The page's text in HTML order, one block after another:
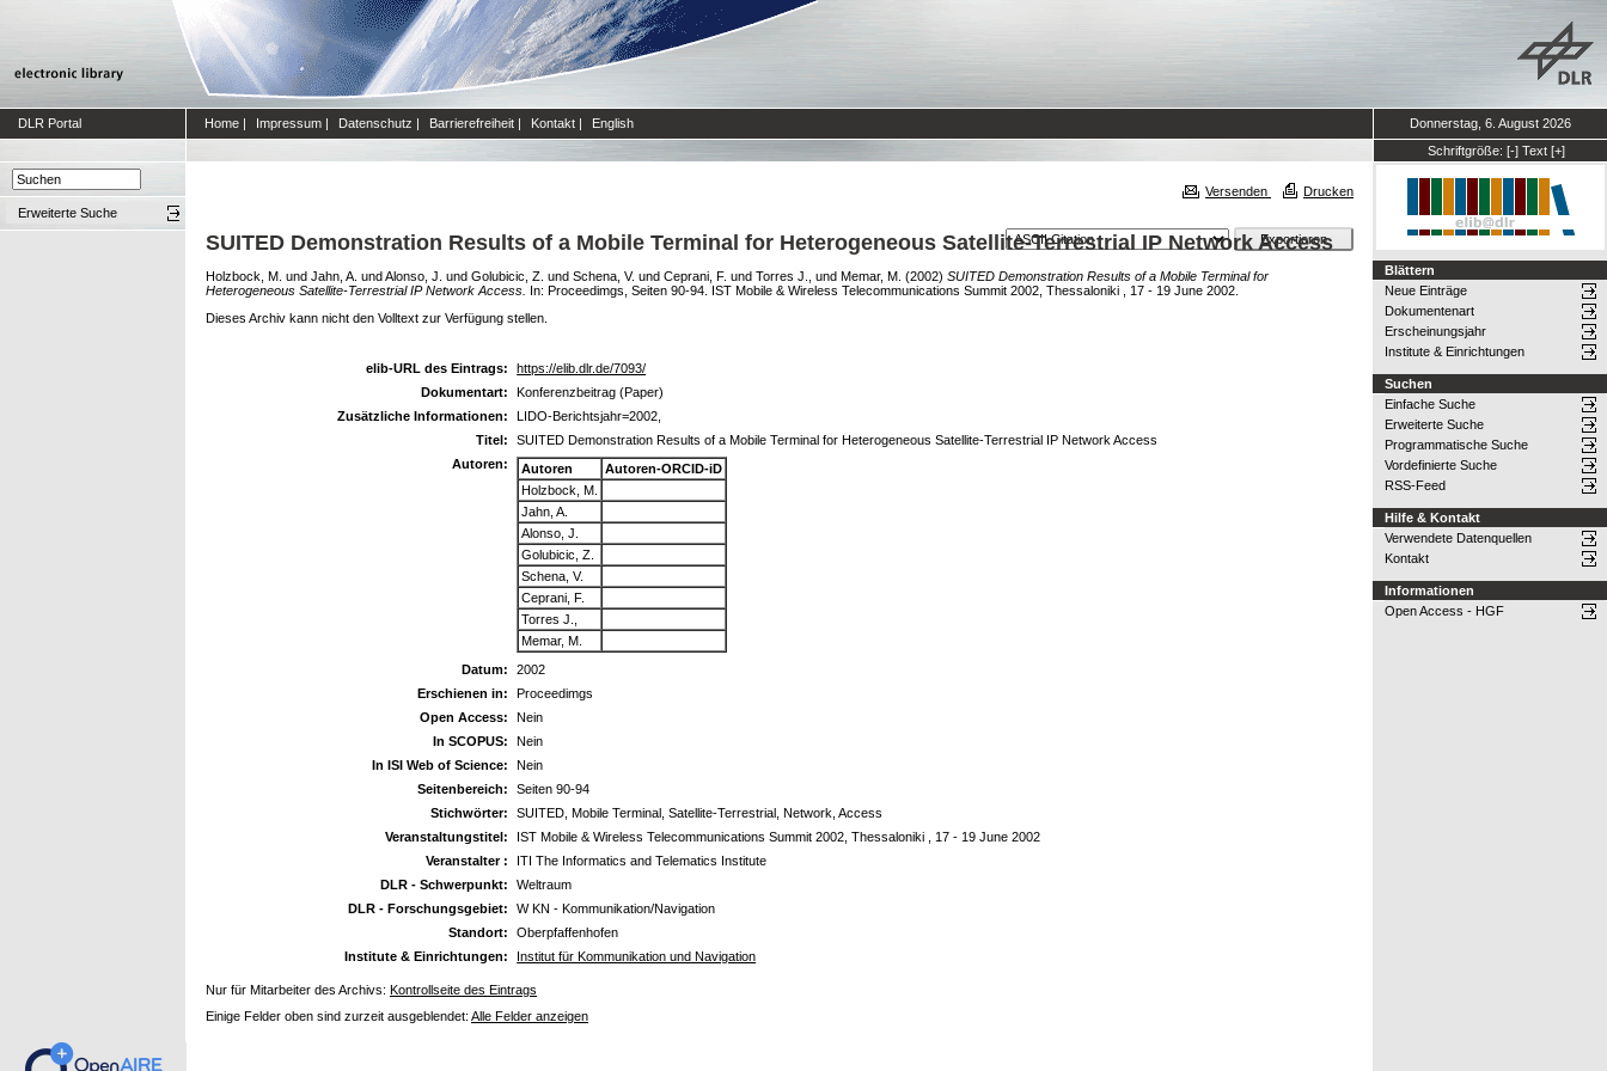
DLR Portal Home | Impressum | Datenschutz | Barrierefreiheit | Kontakt | English
Donnerstag, 6. August 2026
Schriftgröße: [-] Text [+]
Erweiterte Suche
Versenden Drucken
SUITED Demonstration Results of a Mobile Terminal for Heterogeneous Satellite-Terrestrial IP Network Access
Holzbock, M. und Jahn, A. undAlonso, J. und Golubicic, Z. und Schena, V. und Ceprani, F. und Torres J., und Memar, M. (2002) SUITED Demonstration Results of a Mobile Terminal for
Heterogeneous Satellite-Terrestrial IP Network Access. In: Proceedimgs, Seiten 90-94. IST Mobile & Wireless Telecommunications Summit 2002, Thessaloniki , 17 - 19 June 2002.
Dieses Archiv kann nicht den Volltext zur Verfügung stellen.
elib-URL des Eintrags:
https://elib.dlr.de/7093/
Dokumentart:
Konferenzbeitrag (Paper)
Zusätzliche Informationen:
LIDO-Berichtsjahr=2002,
Titel:
SUITED Demonstration Results of a Mobile Terminal for Heterogeneous Satellite-Terrestrial IP Network Access
Autoren:
Autoren
Autoren-ORCID-iD
Holzbock, M.
Jahn, A.
Alonso, J.
Golubicic, Z.
Schena, V.
Ceprani, F.
Torres J.,
Memar, M.
Datum:
2002
Erschienen in:
Proceedimgs
Open Access:
Nein
In SCOPUS:
Nein
In ISI Web of Science:
Nein
Seitenbereich:
Seiten 90-94
Stichwörter:
SUITED, Mobile Terminal, Satellite-Terrestrial, Network, Access
Veranstaltungstitel:
IST Mobile & Wireless Telecommunications Summit 2002, Thessaloniki , 17 - 19 June 2002
Veranstalter :
ITI The Informatics and Telematics Institute
DLR - Schwerpunkt:
Weltraum
DLR - Forschungsgebiet:
W KN - Kommunikation/Navigation
Standort:
Oberpfaffenhofen
Institute & Einrichtungen:
Institut für Kommunikation und Navigation
Nur für Mitarbeiter des Archivs: Kontrollseite des Eintrags
Einige Felder oben sind zurzeit ausgeblendet: Alle Felder anzeigen
Blättern
Neue Einträge
Dokumentenart
Erscheinungsjahr
Institute & Einrichtungen
Suchen
Einfache Suche
Erweiterte Suche
Programmatische Suche
Vordefinierte Suche
RSS-Feed
Hilfe & Kontakt
Verwendete Datenquellen
Kontakt
Informationen
Open Access - HGF